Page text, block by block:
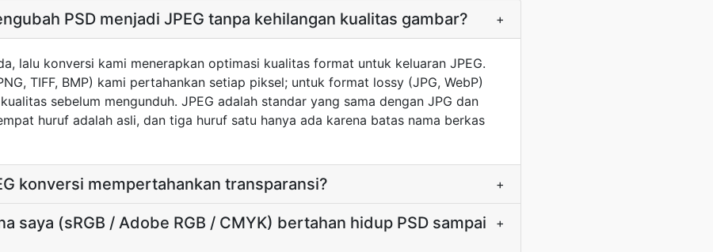
PSD menjadi JPEG tanpa kehilangan kualitas gambar? +
lalu konversi kami menerapkan optimasi kualitas format untuk keluaran JPEG.
TIFF, BMP) kami pertahankan setiap piksel; untuk format lossy (JPG, WebP)
sebelum mengunduh. JPEG adalah standar yang sama dengan JPG dan
huruf adalah asli, dan tiga huruf satu hanya ada karena batas nama berkas
konversi mempertahankan transparansi? +
saya (sRGB / Adobe RGB / CMYK) bertahan hidup PSD sampai
+